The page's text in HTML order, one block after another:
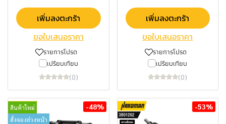
เพิ่มลงตะกร้า
ขอใบเสนอราคา
รายการโปรด
เปรียบเทียบ
(0)
เพิ่มลงตะกร้า
ขอใบเสนอราคา
รายการโปรด
เปรียบเทียบ
(0)
สินค้าใหม่
สั่งจองล่วงหน้า
-48% -53%